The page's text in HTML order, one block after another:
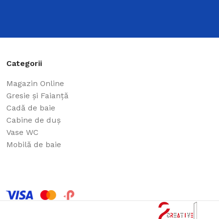
Categorii
Magazin Online
Gresie și Faianță
Cadă de baie
Cabine de duș
Vase WC
Mobilă de baie